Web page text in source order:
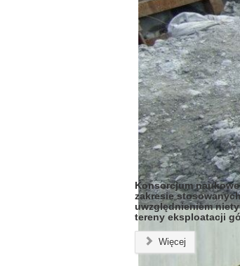
Konsorcjum
zakresie
uwzględnieniem
tereny eksploatacji
Więcej